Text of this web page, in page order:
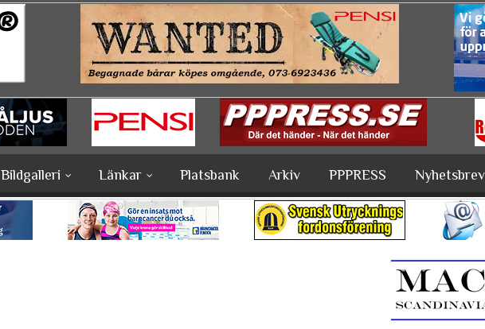
Bildgalleri Länkar Platsbank Arkiv PPPRESS Nyhetsbrev